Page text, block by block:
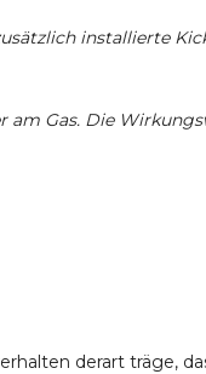
installierte
Gas. Die
derart träge,